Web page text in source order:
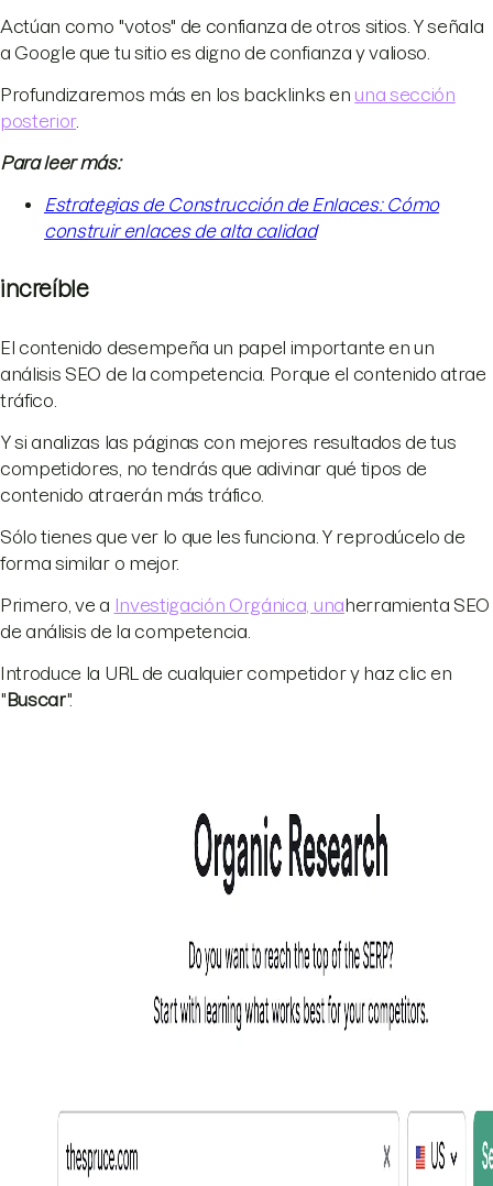
Actúan como "votos" de confianza de otros sitios. Y señala
a Google que tu sitio es digno de confianza y valioso.
Profundizaremos más en los backlinks en una sección
posterior.
Para leer más:
Estrategias de Construcción de Enlaces: Cómo
construir enlaces de alta calidad
increíble
El contenido desempeña un papel importante en un
análisis SEO de la competencia. Porque el contenido atrae
tráfico.
Y si analizas las páginas con mejores resultados de tus
competidores, no tendrás que adivinar qué tipos de
contenido atraerán más tráfico.
Sólo tienes que ver lo que les funciona. Y reprodúcelo de
forma similar o mejor.
Primero, ve a Investigación Orgánica, unaherramienta SEO
de análisis de la competencia.
Introduce la URL de cualquier competidor y haz clic en
"Buscar".